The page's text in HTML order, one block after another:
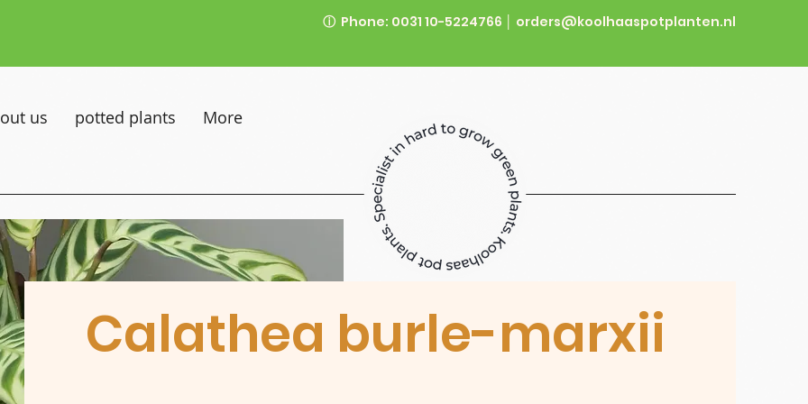
ⓘ Phone: 0031 10-5224766 │ orders@koolhaaspotplanten.nl
us potted plants More
Calathea burle-marxii